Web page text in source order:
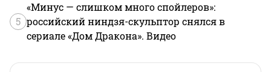
5
«Минус — слишком много спойлеров»:
российский ниндзя-скульптор снялся в
сериале «Дом Дракона». Видео